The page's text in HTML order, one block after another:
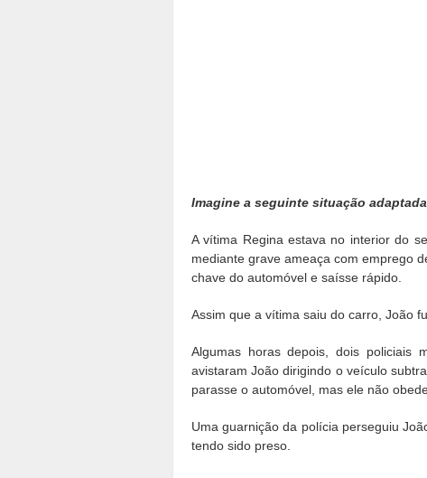
Imagine a seguinte situação
A vítima Regina estava no interior do
mediante grave ameaça com emprego
chave do automóvel e saísse rápido.
Assim que a vítima saiu do carro, João
Algumas horas depois, dois policiais
avistaram João dirigindo o veículo
parasse o automóvel, mas ele não
Uma guarnição da polícia perseguiu
tendo sido preso.